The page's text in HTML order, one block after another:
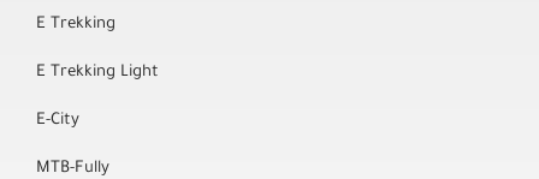
E Trekking
E Trekking Light
E-City
MTB-Fully